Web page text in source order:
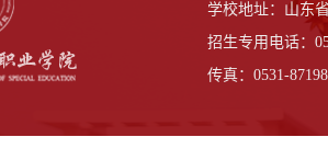
学校地址：山东
招生专用电话：
传真：0531-